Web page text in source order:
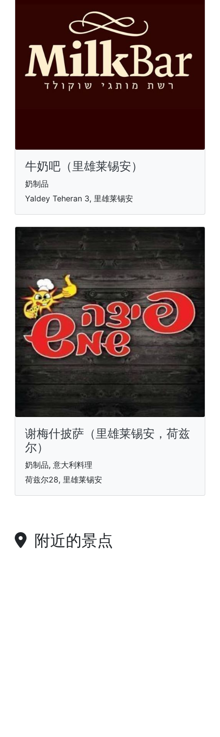
牛奶吧（里雄莱锡安）
奶制品
Yaldey Teheran 3, 里雄莱锡安
谢梅什披萨（里雄莱锡安，荷兹
尔）
奶制品, 意大利料理
荷兹尔28, 里雄莱锡安
附近的景点